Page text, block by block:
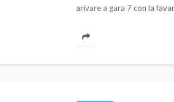
arivare a gara 7 con la
quello di ieri sera al